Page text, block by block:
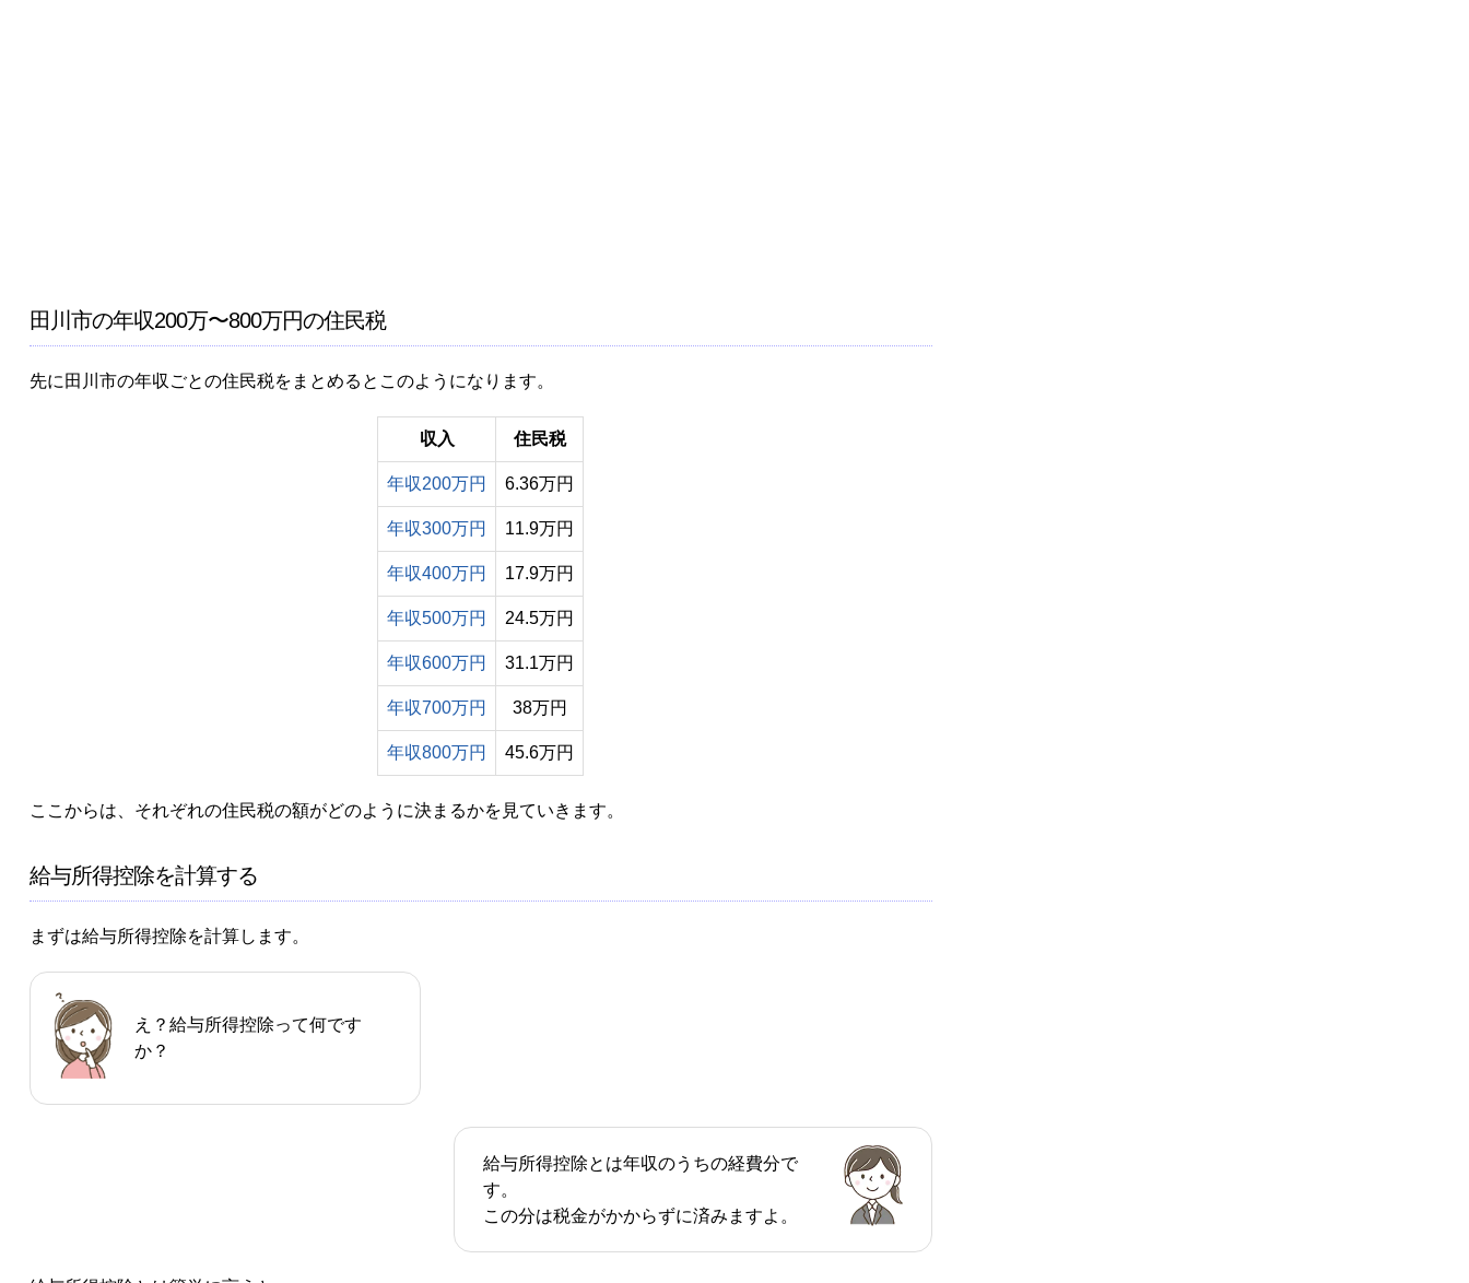
田川市の年収200万〜800万円の住民税
先に田川市の年収ごとの住民税をまとめるとこのようになります。
収入 住民税
年収200万円 6.36万円
年収300万円 11.9万円
年収400万円 17.9万円
年収500万円 24.5万円
年収600万円 31.1万円
年収700万円 38万円
年収800万円 45.6万円
ここからは、それぞれの住民税の額がどのように決まるかを見ていきます。
給与所得控除を計算する
まずは給与所得控除を計算します。
え？給与所得控除って何です
か？
給与所得控除とは年収のうちの経費分で
す。
この分は税金がかからずに済みますよ。